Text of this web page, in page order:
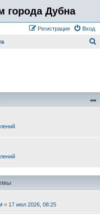
города Дубна
Вход
Регистрация
« 17 июл 2026, 08:25